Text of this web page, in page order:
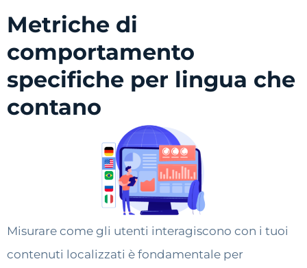
Metriche di
comportamento
specifiche per lingua che
contano
Misurare come gli utenti interagiscono con i tuoi
contenuti localizzati è fondamentale per